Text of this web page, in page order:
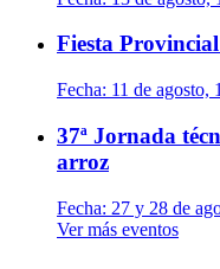
Fiesta
Fecha: 11 de agosto,
37ª Jornada
arroz
Fecha: 27 y 28 de
Ver más eventos